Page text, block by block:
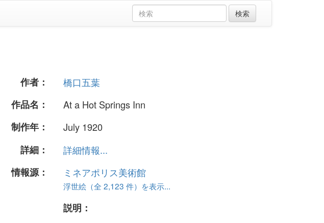
作者：
橋口五葉
作品名：
At a Hot Springs Inn
制作年：
July 1920
詳細：
詳細情報...
情報源：
ミネアポリス美術館
浮世絵（全 2,123 件）を表示...
説明：